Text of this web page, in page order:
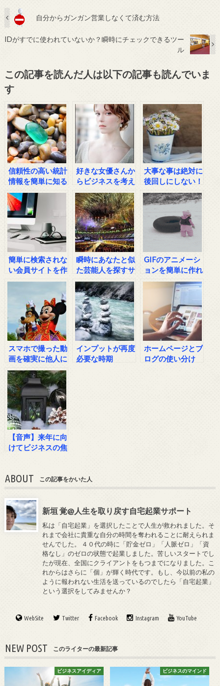
自分からガンガン営業しなくて済む方法
IDがすでに使われていないか？瞬時にチェックできるツー
ル
この記事を読んだ人は以下の記事も読んでいま
す
信頼性の高い統計
情報を簡単に知る
方法
好きな女優さんか
らビジネスを考え
る
大事な事は絶対に
後回しにしない！
簡単に検索されな
い会員サイトを作
る方法
瞬時にあなたと似
た芸能人を探すサ
イト
GIFのアニメーシ
ョンを簡単に作れ
るツールLICEcap
スマホで撮った動
画を確実に他人に
送る方法
インプットが再度
必要な時期
ホームページとブ
ログの使い分け
【音声】来年に向
けてビジネスの焦
ABOUT この記事をかいた人
新垣 覚@人生を取り戻す自宅起業サポート
私は「自宅起業」を選択したことで人生が救われました。そ
れまで会社に貴重な自分の時間を奪われることに耐えられま
せんでした。 ４０代の時に「貯金ゼロ」「人脈ゼロ」「資
格なし」のゼロの状態で起業しました。苦しいスタートでし
たが現在、全国にクライアントをもつまでになりました。こ
れからはさらに「個」が輝く時代です。もし、今以前の私の
ように報われない生活を送っているのでしたら「自宅起業」
という選択をしてみませんか？
WebSite Twitter Facebook Instagram YouTube
NEW POST このライターの最新記事
ビジネスアイディア ビジネスのマインド